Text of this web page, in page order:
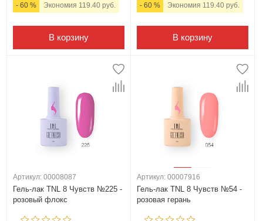
- 60 % Экономия 119.40 руб.
В корзину
- 60 % Экономия 119.40 руб.
В корзину
Артикул: 00008087
Гель-лак TNL 8 Чувств №225 -
розовый флокс
Артикул: 00007916
Гель-лак TNL 8 Чувств №54 -
розовая герань